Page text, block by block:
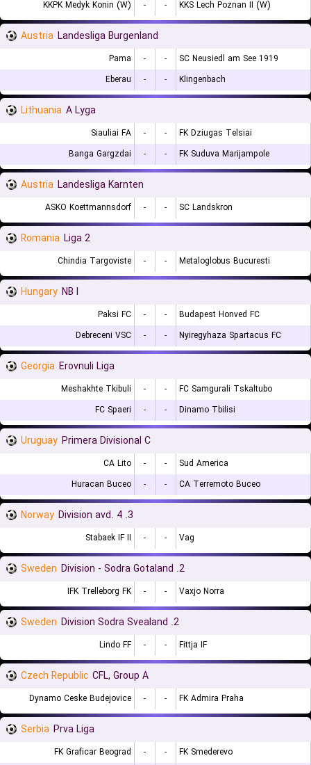
KKPK Medyk Konin (W) - - KKS Lech Poznan II (W)
Austria Landesliga Burgenland
Pama - -
SC Neusiedl am See 1919
Eberau
- - Klingenbach
Lithuania A Lyga
Siauliai FA - -
FK Dziugas Telsiai
Banga Gargzdai
- - FK Suduva Marijampole
Austria Landesliga Karnten
ASKO Koettmannsdorf - - SC Landskron
Romania Liga 2
Chindia Targoviste - - Metaloglobus Bucuresti
Hungary NB I
Paksi FC - -
Budapest Honved FC
Debreceni VSC
- - Nyiregyhaza Spartacus FC
Georgia Erovnuli Liga
Meshakhte Tkibuli - -
FC Samgurali Tskaltubo
FC Spaeri
- - Dinamo Tbilisi
Uruguay Primera Divisional C
CA Lito - -
Sud America
Huracan Buceo
- - CA Terremoto Buceo
Norway 3. Division avd. 4
Stabaek IF II - - Vag
Sweden 2. Division - Sodra Gotaland
IFK Trelleborg FK - - Vaxjo Norra
Sweden 2. Division Sodra Svealand
Lindo FF - - Fittja IF
Czech Republic CFL, Group A
Dynamo Ceske Budejovice - - FK Admira Praha
Serbia Prva Liga
FK Graficar Beograd - -
FK Smederevo